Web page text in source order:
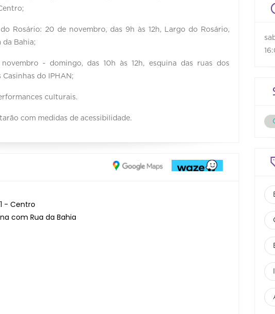
Rosário: 20 de novembro, das 9h às 12h, Largo do Rosário,
da Bahia;
- domingo, das 10h às 12h, esquina das ruas dos
do IPHAN;
culturais.
com medidas de acessibilidade.
- Centro
com Rua da Bahia